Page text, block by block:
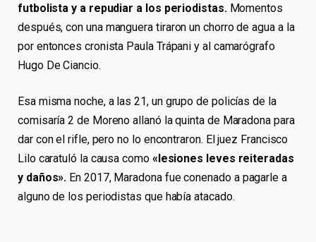
futbolista y a repudiar a los periodistas. Momentos
después, con una manguera tiraron un chorro de agua a la
por entonces cronista Paula Trápani y al camarógrafo
Hugo De Ciancio.
Esa misma noche, a las 21, un grupo de policías de la
comisaría 2 de Moreno allanó la quinta de Maradona para
dar con el rifle, pero no lo encontraron. El juez Francisco
Lilo caratuló la causa como «lesiones leves reiteradas
y daños». En 2017, Maradona fue conenado a pagarle a
alguno de los periodistas que había atacado.